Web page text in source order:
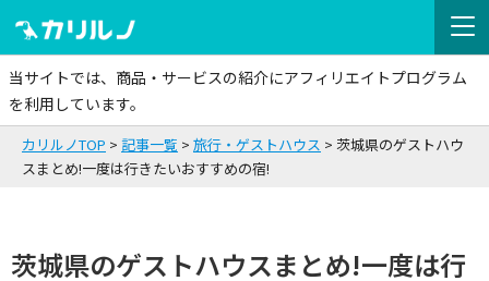
当サイトでは、商品・サービスの紹介にアフィリエイトプログラム
を利用しています。
カリルノTOP 記事一覧 旅行・ゲストハウス
茨城県のゲストハウ
スまとめ!一度は行きたいおすすめの宿!
茨城県のゲストハウスまとめ!一度は行